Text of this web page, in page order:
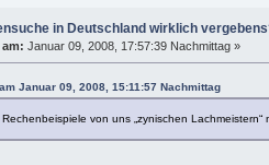
in Deutschland wirklich
Januar 09, 2008, 17:57:39 Nachmittag »
Januar 09, 2008, 15:11:57 Nachmittag
von uns „zynischen